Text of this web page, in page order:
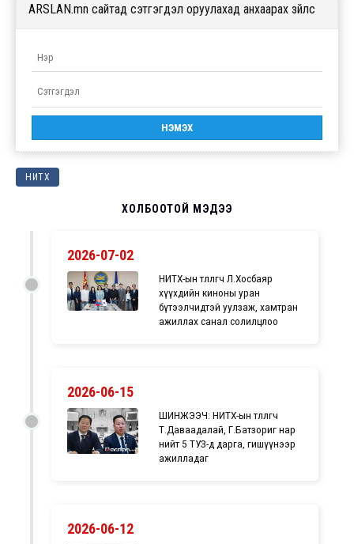
ARSLAN.mn сайтад сэтгэгдэл оруулахад анхаарах зүйлс
НИТХ
ХОЛБООТОЙ МЭДЭЭ
2026-07-02
НИТХ-ын төлөөлөгч Л.Хосбаяр
хүүхдийн киноны уран
бүтээлчидтэй уулзаж, хамтран
ажиллах санал солилцлоо
2026-06-15
ШИНЖЭЭЧ: НИТХ-ын төлөөлөгч
Т.Даваадалай, Г.Батзориг нар
нийт 5 ТУЗ-д дарга, гишүүнээр
ажилладаг
2026-06-12